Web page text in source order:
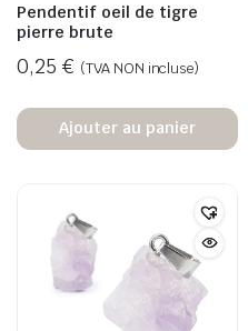
Pendentif oeil de tigre
pierre brute
0,25 € (TVA NON incluse)
Ajouter au panier